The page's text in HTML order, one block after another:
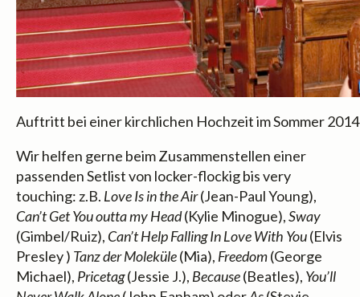
Auftritt bei einer kirchlichen Hochzeit im Sommer 2014
Wir helfen gerne beim Zusammenstellen einer
passenden Setlist von locker-flockig bis very
touching: z.B. Love Is in the Air(Jean-Paul Young),
Can’t Get You outta my Head(Kylie Minogue),Sway
(Gimbel/Ruiz), Can’t Help Falling In Love With You(Elvis
Presley ) Tanz der Moleküle(Mia), Freedom(George
Michael), Pricetag(Jessie J.), Because(Beatles), You’ll